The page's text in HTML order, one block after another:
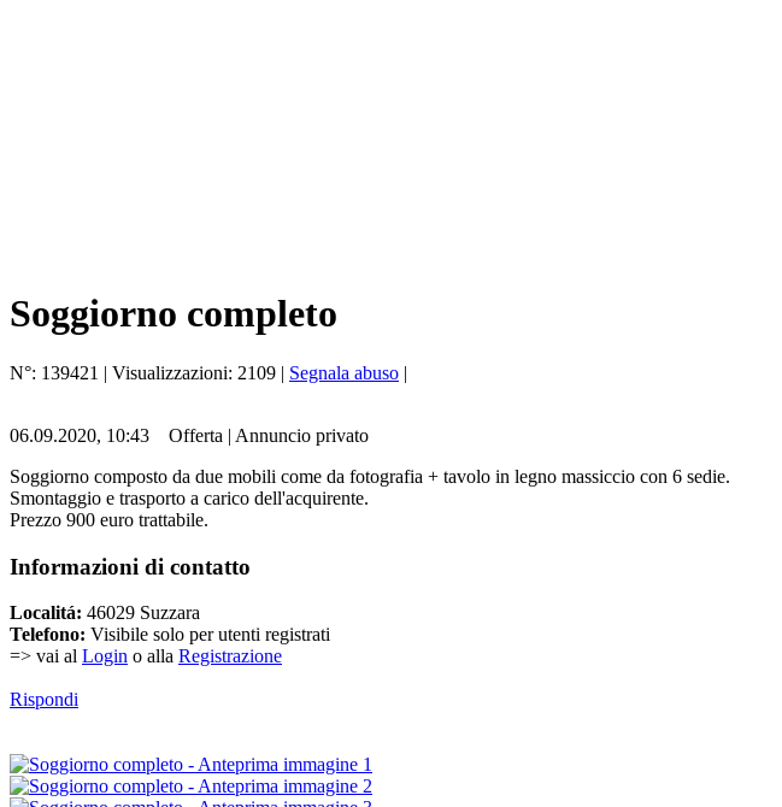
Soggiorno completo
N°: 139421 | Visualizzazioni: 2109 | Segnala abuso |
06.09.2020, 10:43 Offerta | Annuncio privato
Soggiorno composto da due mobili come da fotografia + tavolo in legno massiccio con 6 sedie.
Smontaggio e trasporto a carico dell'acquirente.
Prezzo 900 euro trattabile.
Informazioni di contatto
Localitá: 46029 Suzzara
Telefono: Visibile solo per utenti registrati
=> vai al Login o alla Registrazione
Rispondi